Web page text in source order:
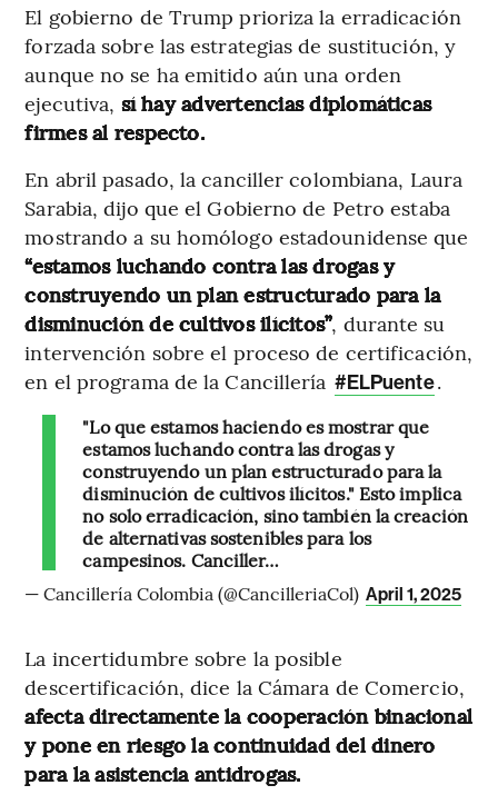
El gobierno de Trump prioriza la erradicación
forzada sobre las estrategias de sustitución, y
aunque no se ha emitido aún una orden
ejecutiva, sí hay advertencias diplomáticas
firmes al respecto.
En abril pasado, la canciller colombiana, Laura
Sarabia, dijo que el Gobierno de Petro estaba
mostrando a su homólogo estadounidense que
“estamos luchando contra las drogas y
construyendo un plan estructurado para la
disminución de cultivos ilícitos”, durante su
intervención sobre el proceso de certificación,
en el programa de la Cancillería #ELPuente.
"Lo que estamos haciendo es mostrar que
estamos luchando contra las drogas y
construyendo un plan estructurado para la
disminución de cultivos ilícitos." Esto implica
no solo erradicación, sino también la creación
de alternativas sostenibles para los
campesinos. Canciller…
— Cancillería Colombia (@CancilleriaCol) April 1, 2025
La incertidumbre sobre la posible
descertificación, dice la Cámara de Comercio,
afecta directamente la cooperación binacional
y pone en riesgo la continuidad del dinero
para la asistencia antidrogas.